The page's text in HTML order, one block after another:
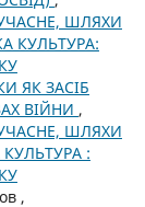
ШЛЯХИ
КУЛЬТУРА:
ЯК ЗАСІБ
ВІЙНИ ,
ШЛЯХИ
:
,